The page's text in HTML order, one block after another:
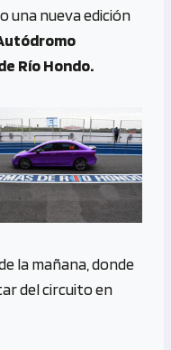
una nueva edición
Río Hondo.
la mañana, donde
del circuito en